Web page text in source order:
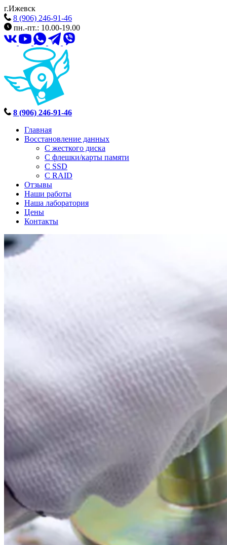
г.Ижевск
8 (906) 246-91-46
пн.-пт.: 10.00-19.00
8 (906) 246-91-46
Главная
Восстановление данных
С жесткого диска
С флешки/карты памяти
С SSD
С RAID
Отзывы
Наши работы
Наша лаборатория
Цены
Контакты